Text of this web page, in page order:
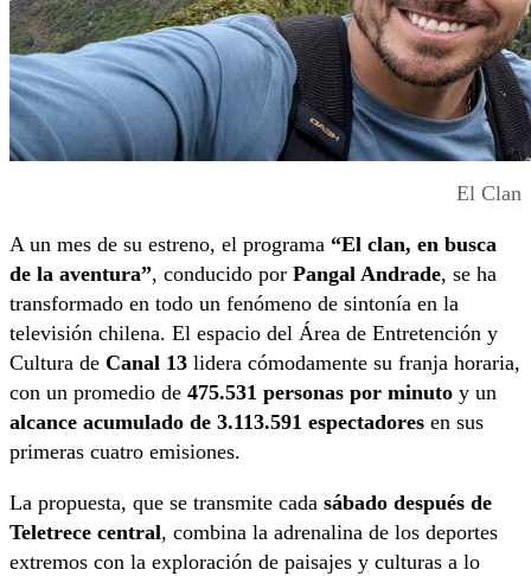
El Clan
A un mes de su estreno, el programa “El clan, en busca
de la aventura”, conducido por Pangal Andrade, se ha
transformado en todo un fenómeno de sintonía en la
televisión chilena. El espacio del Área de Entretención y
Cultura de Canal 13 lidera cómodamente su franja horaria,
con un promedio de 475.531 personas por minuto y un
alcance acumulado de 3.113.591 espectadores en sus
primeras cuatro emisiones.
La propuesta, que se transmite cada sábado después de
Teletrece central, combina la adrenalina de los deportes
extremos con la exploración de paisajes y culturas a lo